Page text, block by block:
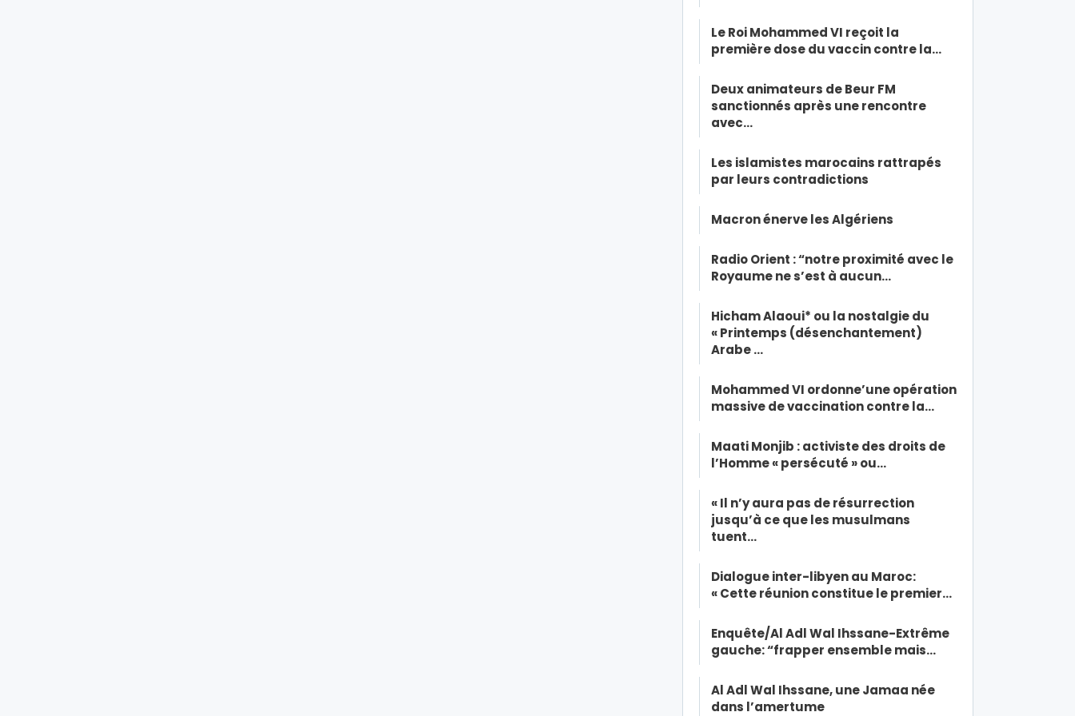
Le Roi Mohammed VI reçoit la
première dose du vaccin contre la…
Deux animateurs de Beur FM
sanctionnés après une rencontre
avec…
Les islamistes marocains rattrapés
par leurs contradictions
Macron énerve les Algériens
Radio Orient : “notre proximité avec le
Royaume ne s’est à aucun…
Hicham Alaoui* ou la nostalgie du
« Printemps (désenchantement)
Arabe …
Mohammed VI ordonne’une opération
massive de vaccination contre la…
Maati Monjib : activiste des droits de
l’Homme « persécuté » ou…
« Il n’y aura pas de résurrection
jusqu’à ce que les musulmans
tuent…
Dialogue inter-libyen au Maroc:
« Cette réunion constitue le premier…
Enquête/Al Adl Wal Ihssane-Extrême
gauche: “frapper ensemble mais…
Al Adl Wal Ihssane, une Jamaa née
dans l’amertume